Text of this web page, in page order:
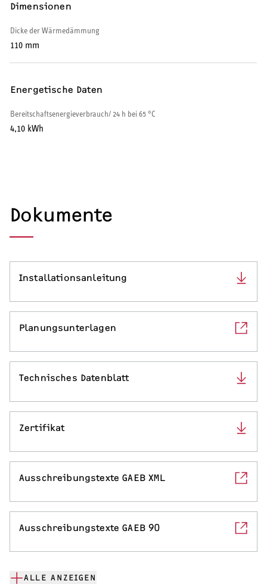
Kochendwassergeräte
Dimensionen
Dicke der Wärmedämmung
110 mm
Energetische Daten
Bereitschaftsenergieverbrauch/ 24 h bei 65 °C
4,10 kWh
Dokumente
Installationsanleitung
Planungsunterlagen
Technisches Datenblatt
Zertifikat
Ausschreibungstexte GAEB XML
Ausschreibungstexte GAEB 90
ALLE ANZEIGEN